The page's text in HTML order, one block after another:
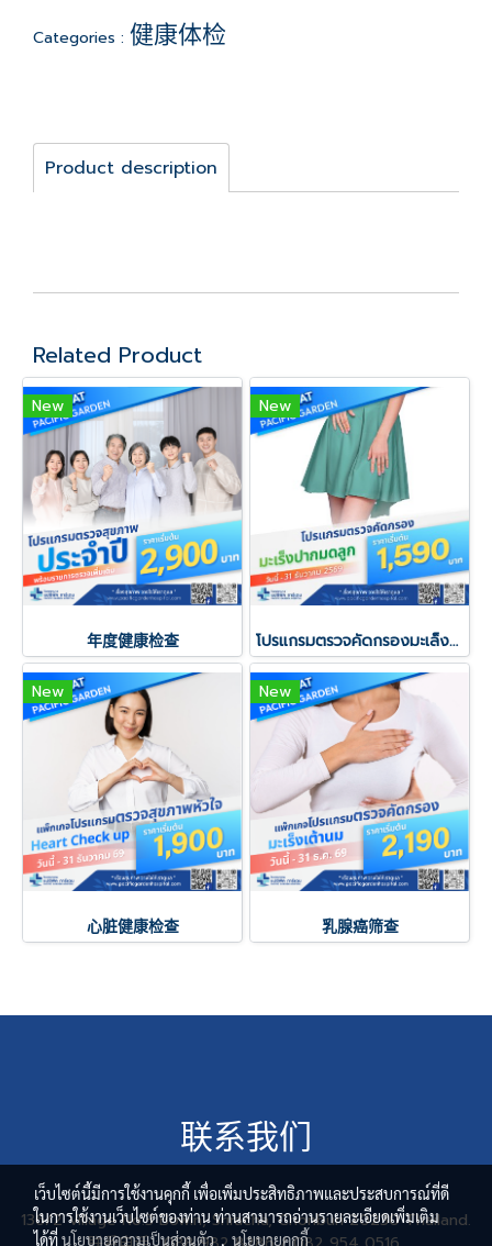
Categories : 健康体检
Product description
Related Product
New
年度健康检查
New
โปรแกรมตรวจคัดกรองมะเล็งปากมดลูก
New
心脏健康检查
New
乳腺癌筛查
联系我们
136/2 Village No.3 Bowin, Sriracha, Chonburi 20230 Thailand.
เว็บไซต์นี้มีการใช้งานคุกกี้ เพื่อเพิ่มประสิทธิภาพและประสบการณ์ที่ดี
ในการใช้งานเว็บไซต์ของท่าน ท่านสามารถอ่านรายละเอียดเพิ่มเติม
ได้ที่นโยบายความเป็นส่วนตัว, นโยบายคุกกี้